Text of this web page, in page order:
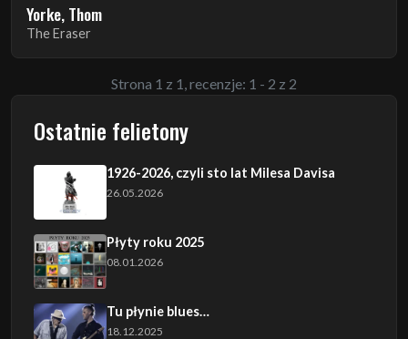
Yorke, Thom
The Eraser
Strona 1 z 1, recenzje: 1 - 2 z 2
Ostatnie felietony
1926-2026, czyli sto lat Milesa Davisa
26.05.2026
Płyty roku 2025
08.01.2026
Tu płynie blues…
18.12.2025